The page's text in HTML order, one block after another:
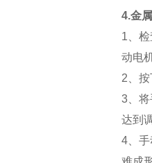
4.金
1、
动电
2、
3、
达到
4、